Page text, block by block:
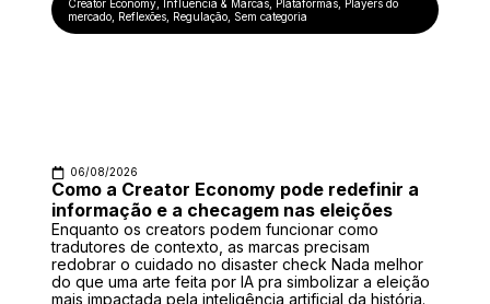
Creator Economy Influência & Marcas Plataformas Players do
mercado Reflexões Regulação Sem categoria
06/08/2026
Como a Creator Economy pode redefinir a
informação e a checagem nas eleições
Enquanto os creators podem funcionar como
tradutores de contexto, as marcas precisam
redobrar o cuidado no disaster check Nada melhor
do que uma arte feita por IA pra simbolizar a eleição
mais impactada pela inteligência artificial da história.